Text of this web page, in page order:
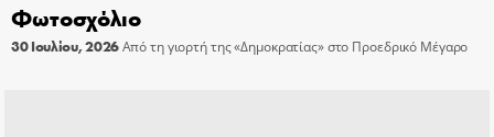
Φωτοσχόλιο
30 Ιουλίου, 2026Από τη γιορτή της «Δημοκρατίας» στο Προεδρικό Μέγαρο